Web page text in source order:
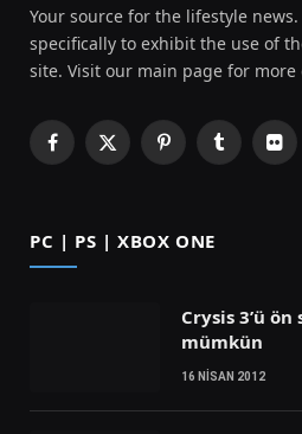
Your source for the lifestyle
specifically to exhibit the use of
site. Visit our main page for more
Facebook
X
PinterestTumblrFlickr
PC | PS | XBOX ONE
Crysis 3’ü
mümkün
16 NISAN 2012